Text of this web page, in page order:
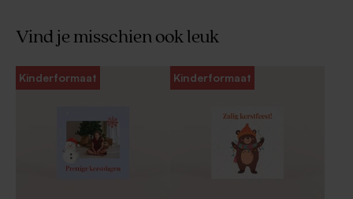
Vind je misschien ook leuk
Kinderformaat Kinderformaat